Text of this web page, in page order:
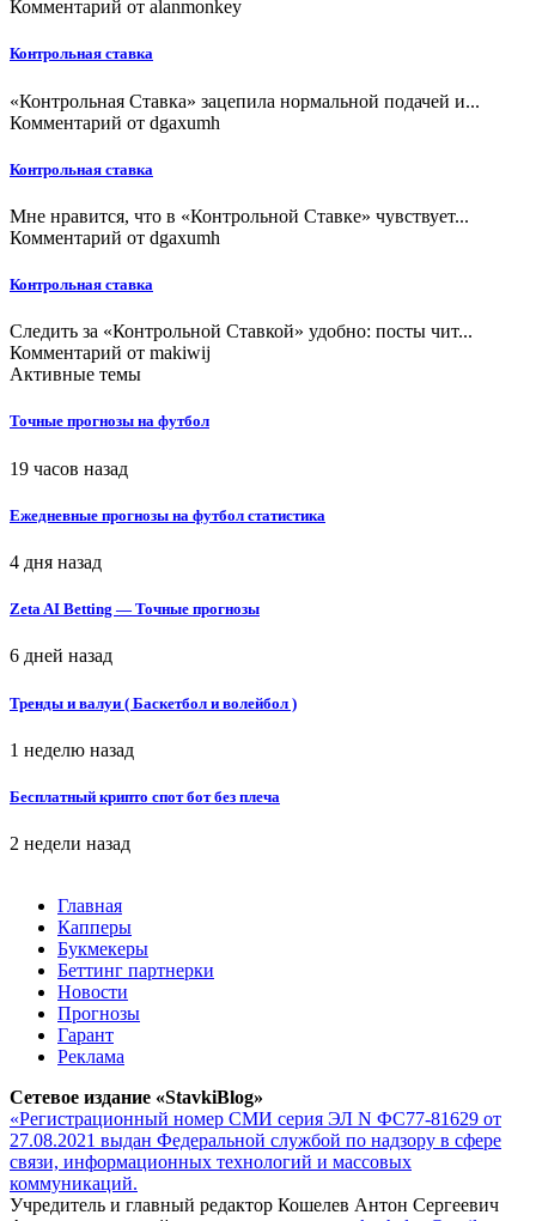
Комментарий от alanmonkey
Контрольная ставка
«Контрольная Ставка» зацепила нормальной подачей и...
Комментарий от dgaxumh
Контрольная ставка
Мне нравится, что в «Контрольной Ставке» чувствует...
Комментарий от dgaxumh
Контрольная ставка
Следить за «Контрольной Ставкой» удобно: посты чит...
Комментарий от makiwij
Активные темы
Точные прогнозы на футбол
19 часов назад
Ежедневные прогнозы на футбол статистика
4 дня назад
Zeta AI Betting — Точные прогнозы
6 дней назад
Тренды и валуи ( Баскетбол и волейбол )
1 неделю назад
Бесплатный крипто спот бот без плеча
2 недели назад
Главная
Капперы
Букмекеры
Беттинг партнерки
Новости
Прогнозы
Гарант
Реклама
Сетевое издание «StavkiBlog»
«Регистрационный номер СМИ серия ЭЛ N ФС77-81629 от
27.08.2021 выдан Федеральной службой по надзору в сфере
связи, информационных технологий и массовых
коммуникаций.
Учредитель и главный редактор Кошелев Антон Сергеевич